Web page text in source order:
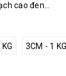
cao đen...
3CM - 1 KG